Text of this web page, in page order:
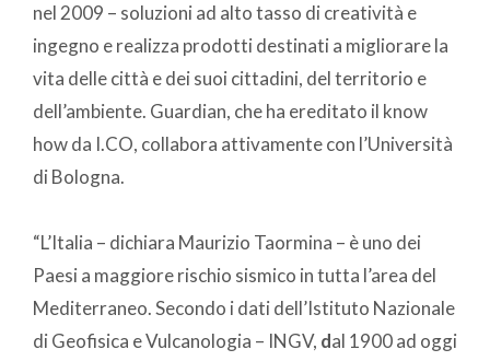
nel 2009 – soluzioni ad alto tasso di creatività e
ingegno e realizza prodotti destinati a migliorare la
vita delle città e dei suoi cittadini, del territorio e
dell’ambiente. Guardian, che ha ereditato il know
how da I.CO, collabora attivamente con l’Università
di Bologna.
“L’Italia – dichiara Maurizio Taormina – è uno dei
Paesi a maggiore rischio sismico in tutta l’area del
Mediterraneo. Secondo i dati dell’Istituto Nazionale
di Geofisica e Vulcanologia – INGV, dal 1900 ad oggi